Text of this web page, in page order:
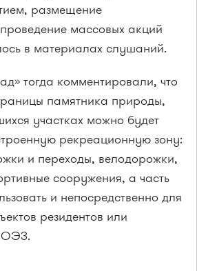
размещение
массовых акций
в материалах слушаний.
тогда комментировали, что
памятника природы,
участках можно будет
рекреационную зону:
и переходы, велодорожки,
сооружения, а часть
и непосредственно для
резидентов или
ОЭЗ.